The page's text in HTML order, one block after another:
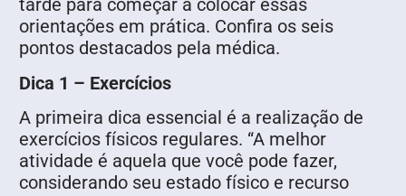
tarde para começar a colocar essas
orientações em prática. Confira os seis
pontos destacados pela médica.
Dica 1 – Exercícios
A primeira dica essencial é a realização de
exercícios físicos regulares. “A melhor
atividade é aquela que você pode fazer,
considerando seu estado físico e recurso